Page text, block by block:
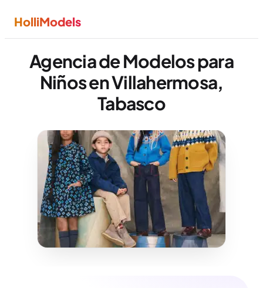
HolliModels
Agencia de Modelos para
Niños en Villahermosa,
Tabasco